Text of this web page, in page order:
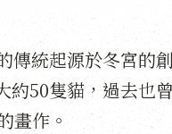
傳統起源於冬宮的
約50隻貓，過去也
畫作。